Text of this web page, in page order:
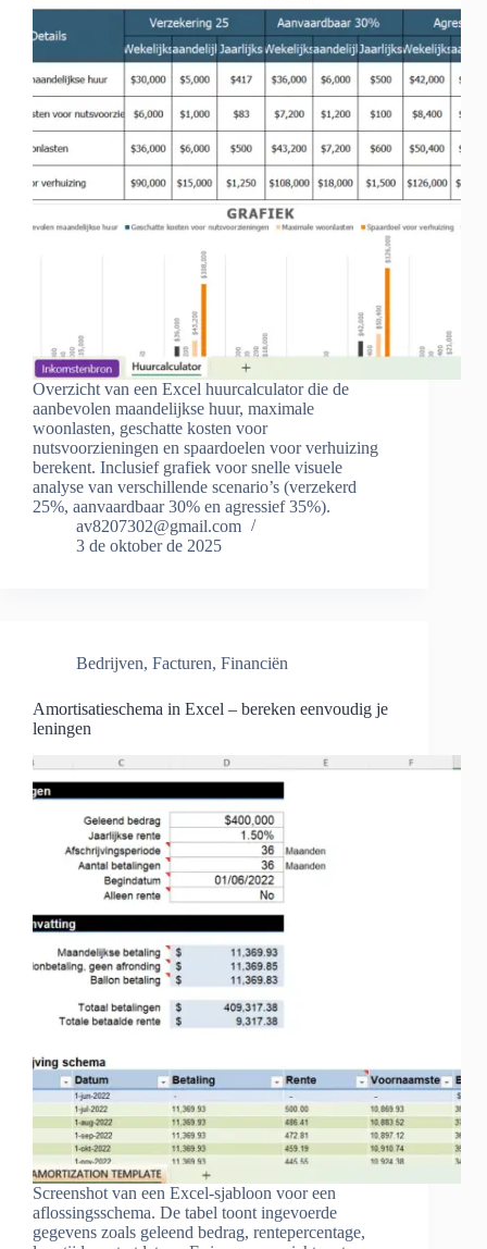
Overzicht van een Excel huurcalculator die de
aanbevolen maandelijkse huur, maximale
woonlasten, geschatte kosten voor
nutsvoorzieningen en spaardoelen voor verhuizing
berekent. Inclusief grafiek voor snelle visuele
analyse van verschillende scenario’s (verzekerd
25%, aanvaardbaar 30% en agressief 35%).
av8207302@gmail.com
3 de oktober de 2025
Bedrijven, Facturen, Financiën
Amortisatieschema in Excel – bereken eenvoudig je
leningen
Screenshot van een Excel-sjabloon voor een
aflossingsschema. De tabel toont ingevoerde
gegevens zoals geleend bedrag, rentepercentage,